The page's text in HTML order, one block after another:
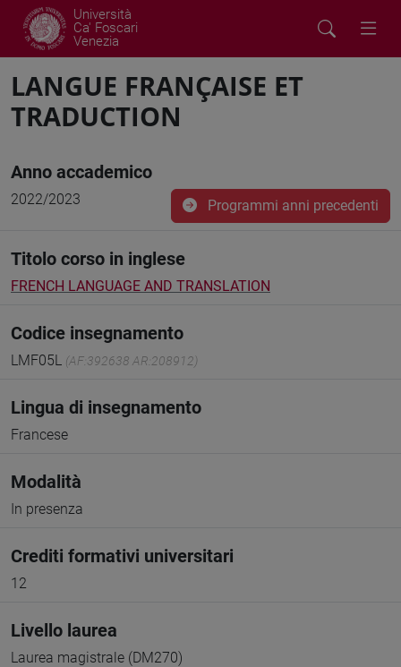
Università
Ca' Foscari
Venezia
LANGUE FRANÇAISE ET
TRADUCTION
Anno accademico
2022/2023 Programmi anni precedenti
Titolo corso in inglese
FRENCH LANGUAGE AND TRANSLATION
Codice insegnamento
LMF05L (AF:392638 AR:208912)
Lingua di insegnamento
Francese
Modalità
In presenza
Crediti formativi universitari
12
Livello laurea
Laurea magistrale (DM270)